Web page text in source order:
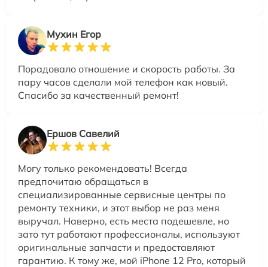
Мухин Егор
Порадовало отношение и скорость работы. За
пару часов сделали мой телефон как новый.
Спасибо за качественный ремонт!
Ершов Савелий
Могу только рекомендовать! Всегда
предпочитаю обращаться в
специализированные сервисные центры по
ремонту техники, и этот выбор не раз меня
выручал. Наверно, есть места подешевле, но
зато тут работают профессионалы, используют
оригинальные запчасти и предоставляют
гарантию. К тому же, мой iPhone 12 Pro, который